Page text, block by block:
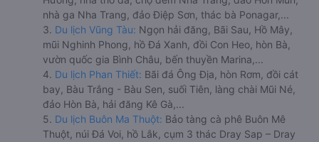
nhà ga Nha Trang, đảo Điệp Sơn, thác bà Ponagar,...
3. Du lịch Vũng Tàu: Ngọn hải đăng, Bãi Sau, Hồ Mây,
mũi Nghinh Phong, hồ Đá Xanh, đồi Con Heo, hòn Bà,
vườn quốc gia Bình Châu, bến thuyền Marina,...
4. Du lịch Phan Thiết: Bãi đá Ông Địa, hòn Rơm, đồi cát
bay, Bàu Trắng - Bàu Sen, suối Tiên, làng chài Mũi Né,
đảo Hòn Bà, hải đăng Kê Gà,...
5. Du lịch Buôn Ma Thuột: Bảo tàng cà phê Buôn Mê
Thuột, núi Đá Voi, hồ Lắk, cụm 3 thác Dray Sap – Dray